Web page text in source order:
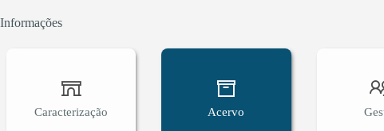
Informações
Caracterização Acervo